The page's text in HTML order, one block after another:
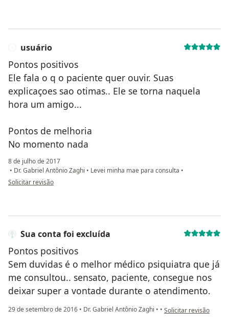
usuário
Pontos positivos
Ele fala o q o paciente quer ouvir. Suas
explicaçoes sao otimas.. Ele se torna naquela
hora um amigo...
Pontos de melhoria
No momento nada
8 de julho de 2017
• Dr. Gabriel Antônio Zaghi • Levei minha mae para consulta •
na opinião do utilizador usuário
Solicitar revisão
Sua conta foi excluída
Pontos positivos
Sem duvidas é o melhor médico psiquiatra que já
me consultou.. sensato, paciente, consegue nos
deixar super a vontade durante o atendimento.
29 de setembro de 2016 • Dr. Gabriel Antônio Zaghi • • na opinião do
Solicitar revisão